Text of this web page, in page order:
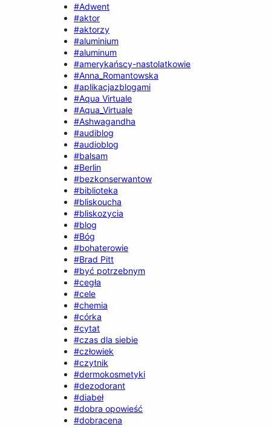
#Adwent
#aktor
#aktorzy
#aluminium
#aluminum
#amerykańscy-nastolatkowie
#Anna_Romantowska
#aplikacjazblogami
#Aqua Virtuale
#Aqua_Virtuale
#Ashwagandha
#audiblog
#audioblog
#balsam
#Berlin
#bezkonserwantow
#biblioteka
#bliskoucha
#bliskozycia
#blog
#Bóg
#bohaterowie
#Brad Pitt
#być potrzebnym
#cegła
#cele
#chemia
#córka
#cytat
#czas dla siebie
#człowiek
#czytnik
#dermokosmetyki
#dezodorant
#diabeł
#dobra opowieść
#dobracena